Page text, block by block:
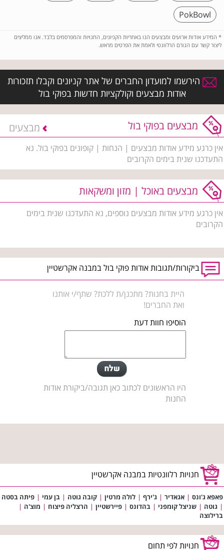
PokBowl
* המידע אודות ארועים ומבצעים הנו באחריות הקניונים, החנויות והמפרסמים בלבד. אנו ממליצים
ליצור קשר עם הגורם הרלוונטי ולאמת את הפרטים מראש.
הירשמו למועדון החברים של אתר קניונים וקבלו תזכורות
אודות מבצעים וקולקציות חדשות בפוקי בול
מבצעים בפוקי בול מבצעים
אין כרגע מידע אודות מבצעים | הנחות | קופונים בפוקי בול. נא
התעדכנו שנית בימים הקרובים
מבצעים באוכל | מזון ומשקאות
אין כרגע מידע אודות מבצעים נוספים, נא התעדכנו שנית בימים
הקרובים
ביקורות/תגובות אודות פוקי בול במבנה אקרשטיין
היית בחנות? מתכנן/ת ללכת? שתף/י אותנו
ואת החברים!
הוסיפו חוות דעת
היו הראשונים לכתוב כאן תגובה/ביקורת אודות
החנות
חנויות רלוונטיות במבנה אקרשטיין
פאפא ג'ונס | אגאדיר | ג'ירף | לולה מרטין | קובה גוטה | בן עמי | פיתה בסטה
| גוטה | שניצל קומפני | בהדונס | פיירשטיין | הרצליה פיצוח | מוצ'ה |
ברילוצה
חנויות לפי תחום